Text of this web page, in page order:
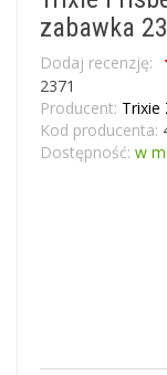
zabawka
Dodaj recenzję:
2371
Producent: Trixie
Kod producenta:
Dostępność: w